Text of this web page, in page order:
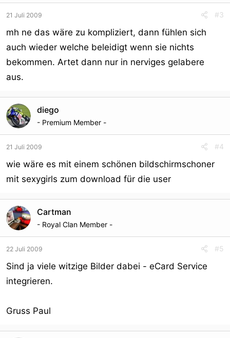
21 Juli 2009 #3
mh ne das wäre zu kompliziert, dann fühlen sich
auch wieder welche beleidigt wenn sie nichts
bekommen. Artet dann nur in nerviges gelabere
aus.
diego
- Premium Member -
21 Juli 2009 #4
wie wäre es mit einem schönen bildschirmschoner
mit sexygirls zum download für die user
Cartman
- Royal Clan Member -
22 Juli 2009 #5
Sind ja viele witzige Bilder dabei - eCard Service
integrieren.
Gruss Paul